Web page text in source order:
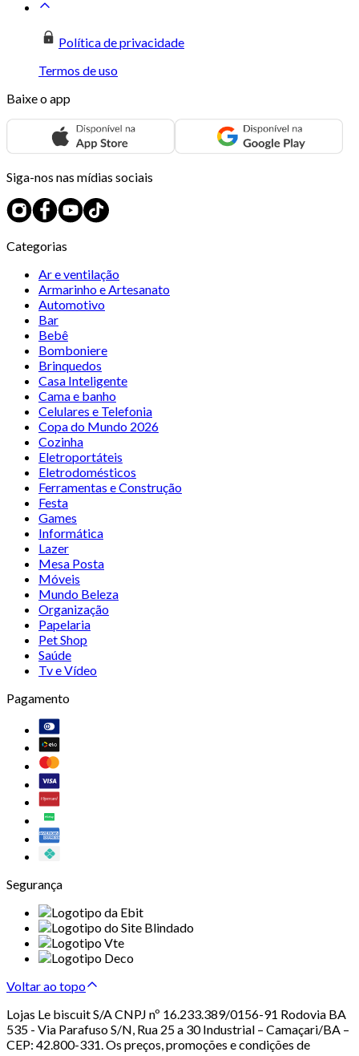
Política de privacidade
Termos de uso
Baixe o app
Siga-nos nas mídias sociais
Categorias
Ar e ventilação
Armarinho e Artesanato
Automotivo
Bar
Bebê
Bomboniere
Brinquedos
Casa Inteligente
Cama e banho
Celulares e Telefonia
Copa do Mundo 2026
Cozinha
Eletroportáteis
Eletrodomésticos
Ferramentas e Construção
Festa
Games
Informática
Lazer
Mesa Posta
Móveis
Mundo Beleza
Organização
Papelaria
Pet Shop
Saúde
Tv e Vídeo
Pagamento
Segurança
Voltar ao topo
Lojas Le biscuit S/A CNPJ nº 16.233.389/0156-91 Rodovia BA
535 - Via Parafuso S/N, Rua 25 a 30 Industrial – Camaçari/BA –
CEP: 42.800-331. Os preços, promoções e condições de